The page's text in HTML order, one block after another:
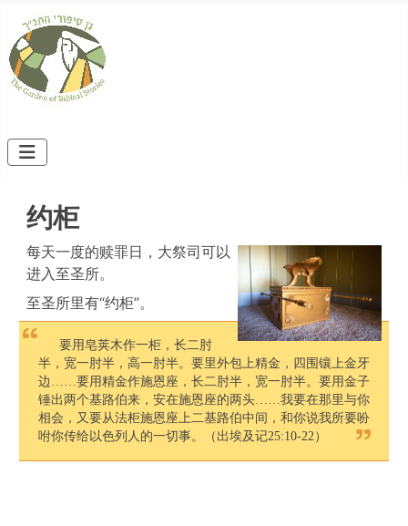
约柜
每天一度的赎罪日，大祭司可以
进入至圣所。
至圣所里有“约柜”。
要用皂荚木作一柜，长二肘
半，宽一肘半，高一肘半。要里外包上精金，四围镶上金牙
边……要用精金作施恩座，长二肘半，宽一肘半。要用金子
锤出两个基路伯来，安在施恩座的两头……我要在那里与你
相会，又要从法柜施恩座上二基路伯中间，和你说我所要吩
咐你传给以色列人的一切事。（出埃及记25:10-22）